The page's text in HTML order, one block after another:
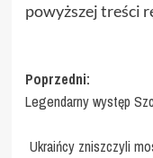
powyższej treści
Zobacz
wpisy
Poprzedni:
Legendarny występ
Ukraińcy zniszczyli